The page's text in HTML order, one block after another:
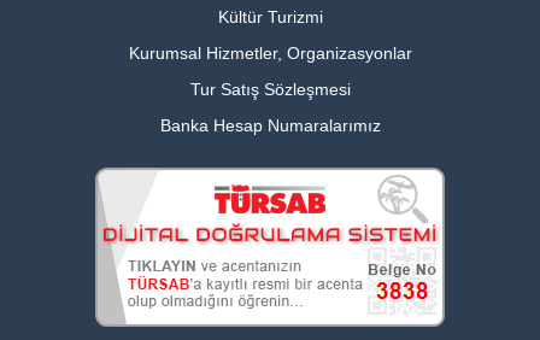
Kültür Turizmi
Kurumsal Hizmetler, Organizasyonlar
Tur Satış Sözleşmesi
Banka Hesap Numaralarımız